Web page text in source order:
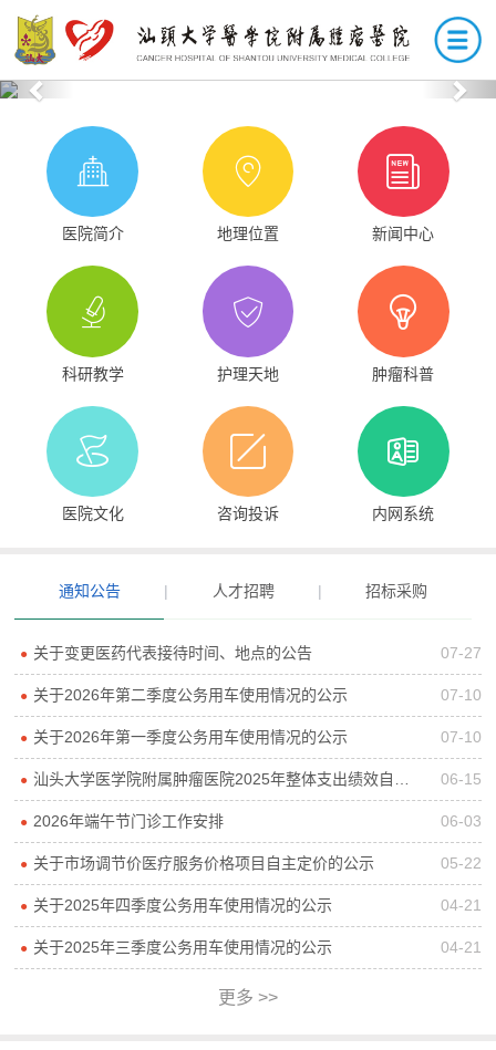
Previous
医院简介 地理位置 新闻中心
科研教学 护理天地 肿瘤科普
医院文化 咨询投诉 内网系统
通知公告 | 人才招聘 | 招标采购
● 关于变更医药代表接待时间、地点的公告 07-27
● 关于2026年第二季度公务用车使用情况的公示 07-10
● 关于2026年第一季度公务用车使用情况的公示 07-10
● 汕头大学医学院附属肿瘤医院2025年整体支出绩效自评报告 06-15
● 2026年端午节门诊工作安排 06-03
● 关于市场调节价医疗服务价格项目自主定价的公示 05-22
● 关于2025年四季度公务用车使用情况的公示 04-21
● 关于2025年三季度公务用车使用情况的公示 04-21
更多 >>